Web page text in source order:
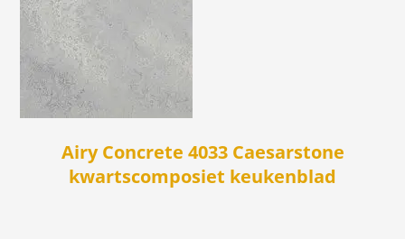
Airy Concrete 4033 Caesarstone
kwartscomposiet keukenblad